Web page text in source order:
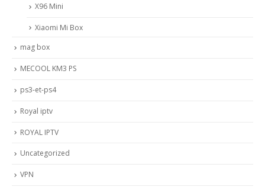
X96 Mini
Xiaomi Mi Box
mag box
MECOOL KM3 PS
ps3-et-ps4
Royal iptv
ROYAL IPTV
Uncategorized
VPN